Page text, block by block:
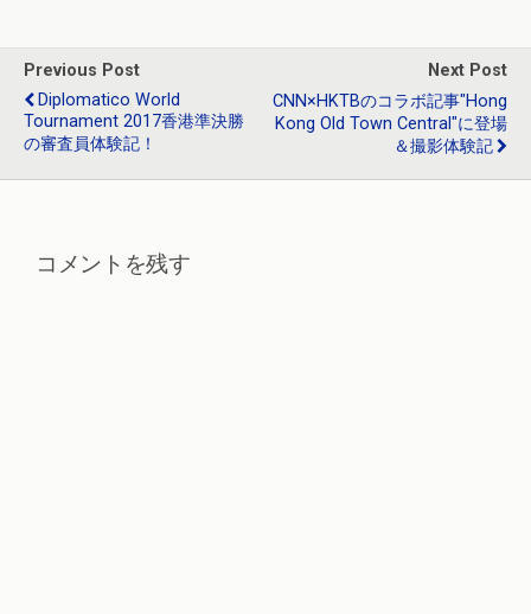
o
o
k
a
n
Previous Post
Diplomatico World
Tournament 2017香港準決勝
の審査員体験記！
Next Post
CNN×HKTBのコラボ記事"Hong
Kong Old Town Central"に登場
＆撮影体験記
コメントを残す